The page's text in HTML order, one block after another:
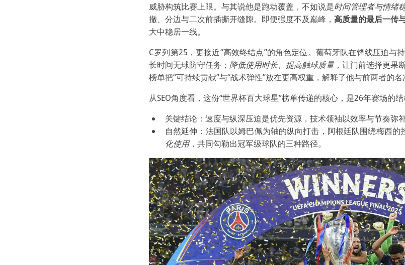
威胁构筑比赛上限。与其说他是跑动覆盖，不如说是时间管理者与情绪
撤、分边与二次前插撕开缝隙。即便强度不及巅峰， 高质量的最后一传
大中稳居一线。
C罗列第25，更接近“高效终结点”的角色定位。葡萄牙队在锋线压迫与
长时间无球防守任务； 降低使用时长、提高触球质量，让门前选择更果
榜单把“可持续贡献”与“战术弹性”放在更高权重，解释了他与前两者的名
从SEO角度看，这份“世界杯百大球星”榜单传递的核心，是26年赛场的结
关键结论：速度与纵深压迫是优先资源，技术领袖以效率与节奏弥补
自然延伸：法国队以姆巴佩为轴的纵向打击，阿根廷队围绕梅西的
化使用，共同勾勒出冠军级球队的三种路径。